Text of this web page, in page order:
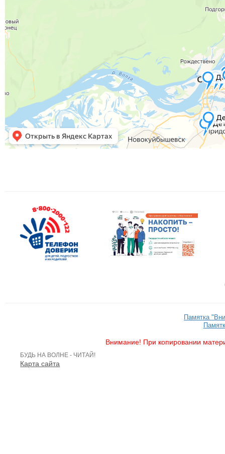
Памятка
Внимание! При копировании
БУДЬ НА ВОЛНЕ - ЧИТАЙ!
Карта сайта